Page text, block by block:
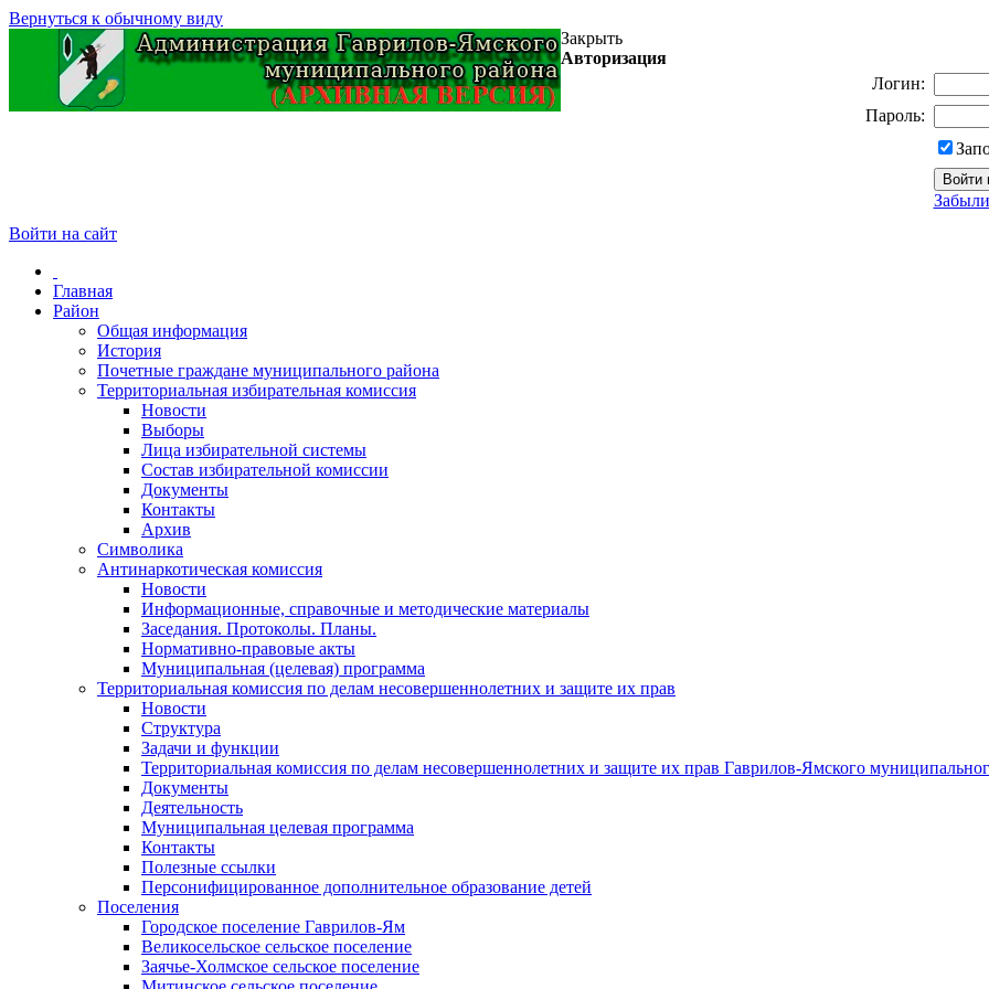
Вернуться к обычному виду
Закрыть
Авторизация
Логин:
Пароль:
Войти на сайт
Главная
Район
Общая информация
История
Почетные граждане муниципального района
Территориальная избирательная комиссия
Новости
Выборы
Лица избирательной системы
Состав избирательной комиссии
Документы
Контакты
Архив
Символика
Антинаркотическая комиссия
Новости
Информационные, справочные и методические материалы
Заседания. Протоколы. Планы.
Нормативно-правовые акты
Муниципальная (целевая) программа
Территориальная комиссия по делам несовершеннолетних и защите их прав
Новости
Структура
Задачи и функции
Территориальная комиссия по делам несовершеннолетних и защите их прав Гаврилов-Ямского
Документы
Деятельность
Муниципальная целевая программа
Контакты
Полезные ссылки
Персонифицированное дополнительное образование детей
Поселения
Городское поселение Гаврилов-Ям
Великосельское сельское поселение
Заячье-Холмское сельское поселение